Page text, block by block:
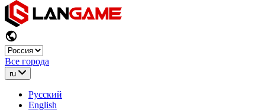
Все города
ru
Русский
English